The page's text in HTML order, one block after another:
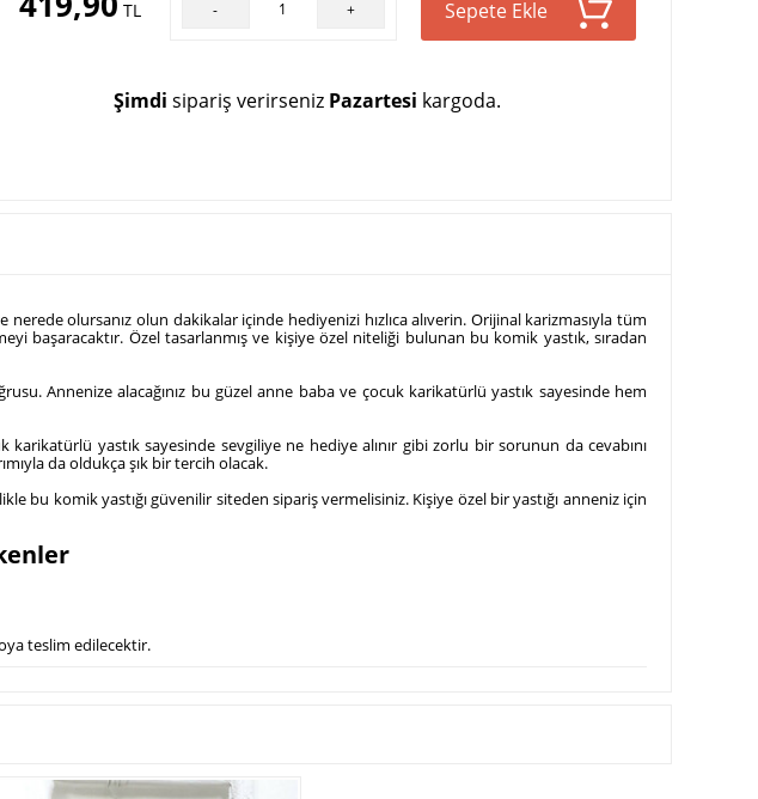
TL - + Sepete Ekle
Şimdi sipariş verirseniz Pazartesi kargoda.
olursanız olun dakikalar içinde hediyenizi hızlıca alıverin. Orijinal karizmasıyla tüm
başaracaktır. Özel tasarlanmış ve kişiye özel niteliği bulunan bu komik yastık, sıradan
Annenize alacağınız bu güzel anne baba ve çocuk karikatürlü yastık sayesinde hem
yastık sayesinde sevgiliye ne hediye alınır gibi zorlu bir sorunun da cevabını
da oldukça şık bir tercih olacak.
bu komik yastığı güvenilir siteden sipariş vermelisiniz. Kişiye özel bir yastığı anneniz için
teslim edilecektir.